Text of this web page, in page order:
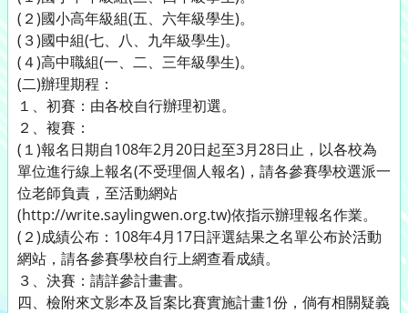
(２)國小高年級組(五、六年級學生)。
(３)國中組(七、八、九年級學生)。
(４)高中職組(一、二、三年級學生)。
(二)辦理期程：
１、初賽：由各校自行辦理初選。
２、複賽：
(１)報名日期自108年2月20日起至3月28日止，以各校為
單位進行線上報名(不受理個人報名)，請各參賽學校選派一
位老師負責，至活動網站
(http://write.saylingwen.org.tw)依指示辦理報名作業。
(２)成績公布：108年4月17日評選結果之名單公布於活動
網站，請各參賽學校自行上網查看成績。
３、決賽：請詳參計畫書。
四、檢附來文影本及旨案比賽實施計畫1份，倘有相關疑義